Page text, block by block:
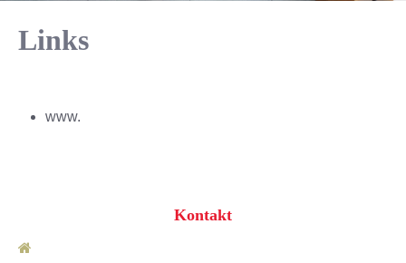
Links
www.
Kontakt